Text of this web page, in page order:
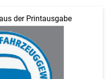
der Printausgabe